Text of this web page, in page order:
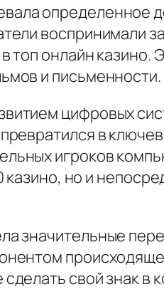
определенное
воспринимали
топ онлайн казино.
и письменности.
цифровых
в
игроков
но и
значительные
свой знак